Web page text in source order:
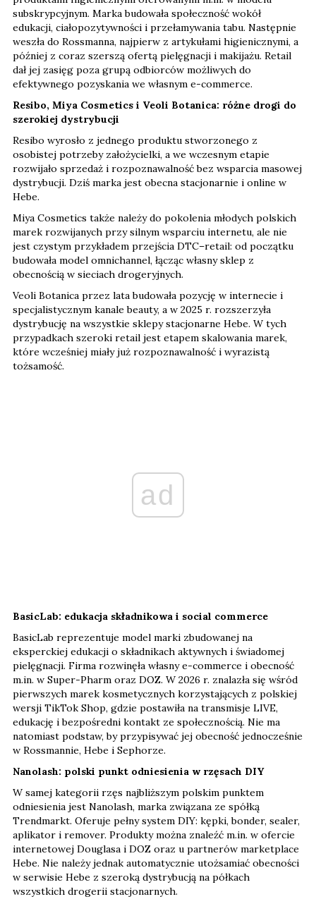
subskrypcyjnym. Marka budowała społeczność wokół
edukacji, ciałopozytywności i przełamywania tabu. Następnie
weszła do Rossmanna, najpierw z artykułami higienicznymi, a
później z coraz szerszą ofertą pielęgnacji i makijażu. Retail
dał jej zasięg poza grupą odbiorców możliwych do
efektywnego pozyskania we własnym e-commerce.
Resibo, Miya Cosmetics i Veoli Botanica: różne drogi do
szerokiej dystrybucji
Resibo wyrosło z jednego produktu stworzonego z
osobistej potrzeby założycielki, a we wczesnym etapie
rozwijało sprzedaż i rozpoznawalność bez wsparcia masowej
dystrybucji. Dziś marka jest obecna stacjonarnie i online w
Hebe.
Miya Cosmetics także należy do pokolenia młodych polskich
marek rozwijanych przy silnym wsparciu internetu, ale nie
jest czystym przykładem przejścia DTC–retail: od początku
budowała model omnichannel, łącząc własny sklep z
obecnością w sieciach drogeryjnych.
Veoli Botanica przez lata budowała pozycję w internecie i
specjalistycznym kanale beauty, a w 2025 r. rozszerzyła
dystrybucję na wszystkie sklepy stacjonarne Hebe. W tych
przypadkach szeroki retail jest etapem skalowania marek,
które wcześniej miały już rozpoznawalność i wyrazistą
tożsamość.
ad
BasicLab: edukacja składnikowa i social commerce
BasicLab reprezentuje model marki zbudowanej na
eksperckiej edukacji o składnikach aktywnych i świadomej
pielęgnacji. Firma rozwinęła własny e-commerce i obecność
m.in. w Super-Pharm oraz DOZ. W 2026 r. znalazła się wśród
pierwszych marek kosmetycznych korzystających z polskiej
wersji TikTok Shop, gdzie postawiła na transmisje LIVE,
edukację i bezpośredni kontakt ze społecznością. Nie ma
natomiast podstaw, by przypisywać jej obecność jednocześnie
w Rossmannie, Hebe i Sephorze.
Nanolash: polski punkt odniesienia w rzęsach DIY
W samej kategorii rzęs najbliższym polskim punktem
odniesienia jest Nanolash, marka związana ze spółką
Trendmarkt. Oferuje pełny system DIY: kępki, bonder, sealer,
aplikator i remover. Produkty można znaleźć m.in. w ofercie
internetowej Douglasa i DOZ oraz u partnerów marketplace
Hebe. Nie należy jednak automatycznie utożsamiać obecności
w serwisie Hebe z szeroką dystrybucją na półkach
wszystkich drogerii stacjonarnych.